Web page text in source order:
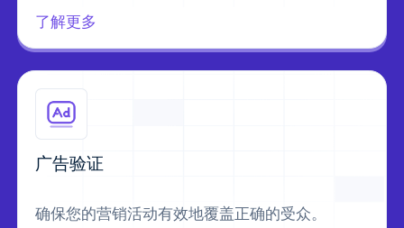
了解更多
广告验证
确保您的营销活动有效地覆盖正确的受众。